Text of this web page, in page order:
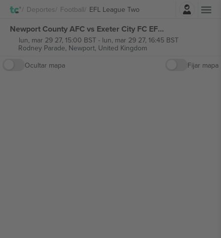
Deportes Football EFL League Two
Iniciar sesión
Newport County AFC vs Exeter City FC EFL League Two entradas
lun, mar 29 27, 15:00 BST- lun, mar 29 27, 16:45 BST
Rodney Parade, Newport, United Kingdom
Ocultar mapa
Fijar mapa